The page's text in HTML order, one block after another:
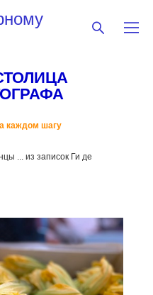
каждом шагу
... из записок Ги де